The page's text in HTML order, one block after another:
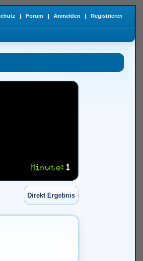
| Forum | Anmelden | Registrieren
Minute: 1